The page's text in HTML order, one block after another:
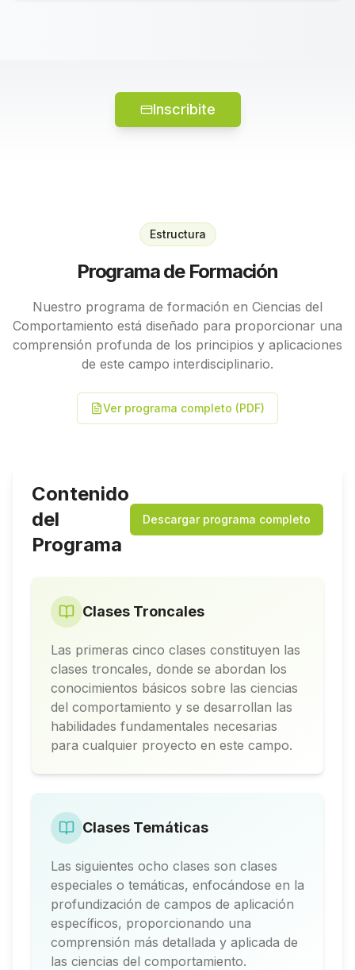
Inscribite
Estructura
Programa de Formación
Nuestro programa de formación en Ciencias del
Comportamiento está diseñado para proporcionar una
comprensión profunda de los principios y aplicaciones
de este campo interdisciplinario.
Ver programa completo (PDF)
Contenido
del
Programa
Descargar programa completo
Clases Troncales
Las primeras cinco clases constituyen las
clases troncales, donde se abordan los
conocimientos básicos sobre las ciencias
del comportamiento y se desarrollan las
habilidades fundamentales necesarias
para cualquier proyecto en este campo.
Clases Temáticas
Las siguientes ocho clases son clases
especiales o temáticas, enfocándose en la
profundización de campos de aplicación
específicos, proporcionando una
comprensión más detallada y aplicada de
las ciencias del comportamiento.